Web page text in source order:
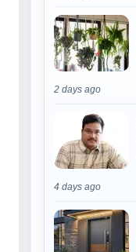
2 days ago
4 days ago